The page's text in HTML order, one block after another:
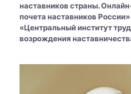
наставников страны.
почета наставников
«Центральный институт
возрождения